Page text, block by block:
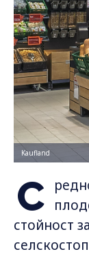
Kaufland
С
стойност